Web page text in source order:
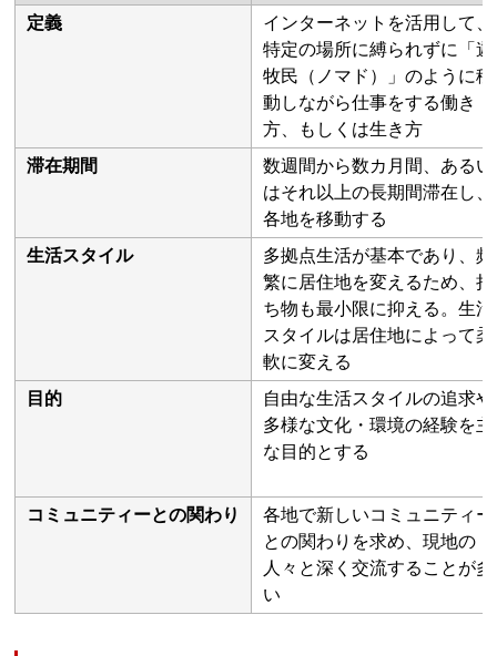
定義
インターネットを活用して、
特定の場所に縛られずに「遊
牧民（ノマド）」のように移
動しながら仕事をする働き
方、もしくは生き方
滞在期間
数週間から数カ月間、あるい
はそれ以上の長期間滞在し、
各地を移動する
生活スタイル
多拠点生活が基本であり、頻
繁に居住地を変えるため、持
ち物も最小限に抑える。生活
スタイルは居住地によって柔
軟に変える
目的
自由な生活スタイルの追求や
多様な文化・環境の経験を主
な目的とする
コミュニティーとの関わり
各地で新しいコミュニティー
との関わりを求め、現地の
人々と深く交流することが多
い